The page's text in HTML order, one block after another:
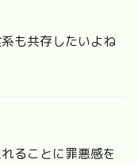
も共存したいよね
ることに罪悪感を